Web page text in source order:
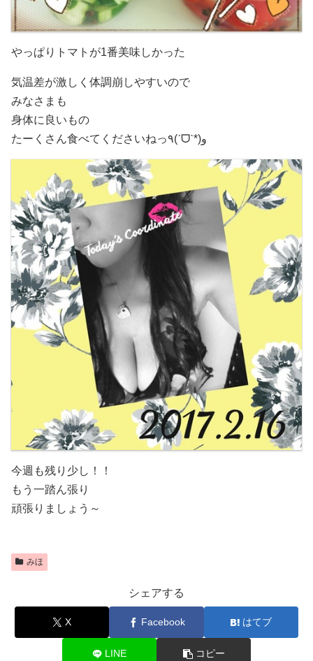
やっぱりトマトが1番美味しかった
気温差が激しく体調崩しやすいので
みなさまも
身体に良いもの
たーくさん食べてくださいねっ٩(ˊᗜˋ*)و
今週も残り少し！！
もう一踏ん張り
頑張りましょう～
みほ
シェアする
X Facebook はてブ
LINE コピー